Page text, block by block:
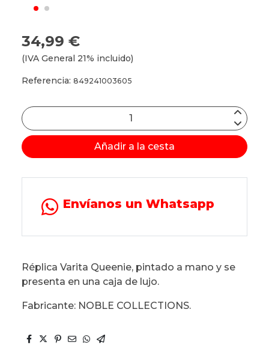
34,99 €
(IVA General 21% incluido)
Referencia: 849241003605
Añadir a la cesta
Envíanos un Whatsapp
Réplica Varita Queenie, pintado a mano y se
presenta en una caja de lujo.
Fabricante: NOBLE COLLECTIONS.